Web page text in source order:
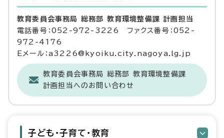
教育委員会事務局 総務部 教育環境整備課 計画担当
電話番号：052-972-3226 ファクス番号：052-
972-4176
Eメール：a3226@kyoiku.city.nagoya.lg.jp
教育委員会事務局 総務部 教育環境整備課
計画担当へのお問い合わせ
子ども・子育て・教育